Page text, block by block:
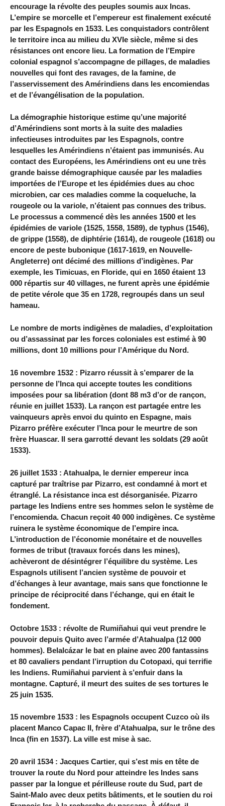
encourage la révolte des peuples soumis aux Incas.
L’empire se morcelle et l’empereur est finalement exécuté
par les Espagnols en 1533. Les conquistadors contrôlent
le territoire inca au milieu du XVIe siècle, même si des
résistances ont encore lieu. La formation de l’Empire
colonial espagnol s’accompagne de pillages, de maladies
nouvelles qui font des ravages, de la famine, de
l’asservissement des Amérindiens dans les encomiendas
et de l’évangélisation de la population.
La démographie historique estime qu’une majorité
d’Amérindiens sont morts à la suite des maladies
infectieuses introduites par les Espagnols, contre
lesquelles les Amérindiens n’étaient pas immunisés. Au
contact des Européens, les Amérindiens ont eu une très
grande baisse démographique causée par les maladies
importées de l’Europe et les épidémies dues au choc
microbien, car ces maladies comme la coqueluche, la
rougeole ou la variole, n’étaient pas connues des tribus.
Le processus a commencé dès les années 1500 et les
épidémies de variole (1525, 1558, 1589), de typhus (1546),
de grippe (1558), de diphtérie (1614), de rougeole (1618) ou
encore de peste bubonique (1617-1619, en Nouvelle-
Angleterre) ont décimé des millions d’indigènes. Par
exemple, les Timicuas, en Floride, qui en 1650 étaient 13
000 répartis sur 40 villages, ne furent après une épidémie
de petite vérole que 35 en 1728, regroupés dans un seul
hameau.
Le nombre de morts indigènes de maladies, d’exploitation
ou d’assassinat par les forces coloniales est estimé à 90
millions, dont 10 millions pour l’Amérique du Nord.
16 novembre 1532 : Pizarro réussit à s’emparer de la
personne de l’Inca qui accepte toutes les conditions
imposées pour sa libération (dont 88 m3 d’or de rançon,
réunie en juillet 1533). La rançon est partagée entre les
vainqueurs après envoi du quinto en Espagne, mais
Pizarro préfère exécuter l’Inca pour le meurtre de son
frère Huascar. Il sera garrotté devant les soldats (29 août
1533).
26 juillet 1533 : Atahualpa, le dernier empereur inca
capturé par traîtrise par Pizarro, est condamné à mort et
étranglé. La résistance inca est désorganisée. Pizarro
partage les Indiens entre ses hommes selon le système de
l’encomienda. Chacun reçoit 40 000 indigènes. Ce système
ruinera le système économique de l’empire inca.
L’introduction de l’économie monétaire et de nouvelles
formes de tribut (travaux forcés dans les mines),
achèveront de désintégrer l’équilibre du système. Les
Espagnols utilisent l’ancien système de pouvoir et
d’échanges à leur avantage, mais sans que fonctionne le
principe de réciprocité dans l’échange, qui en était le
fondement.
Octobre 1533 : révolte de Rumiñahui qui veut prendre le
pouvoir depuis Quito avec l’armée d’Atahualpa (12 000
hommes). Belalcázar le bat en plaine avec 200 fantassins
et 80 cavaliers pendant l’irruption du Cotopaxi, qui terrifie
les Indiens. Rumiñahui parvient à s’enfuir dans la
montagne. Capturé, il meurt des suites de ses tortures le
25 juin 1535.
15 novembre 1533 : les Espagnols occupent Cuzco où ils
placent Manco Capac II, frère d’Atahualpa, sur le trône des
Inca (fin en 1537). La ville est mise à sac.
20 avril 1534 : Jacques Cartier, qui s’est mis en tête de
trouver la route du Nord pour atteindre les Indes sans
passer par la longue et périlleuse route du Sud, part de
Saint-Malo avec deux petits bâtiments, et le soutien du roi